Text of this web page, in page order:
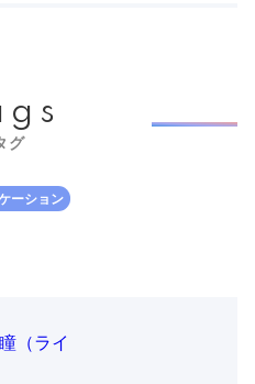
グ
ーション